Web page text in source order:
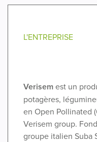
L'ENTREPRISE
Verisemest un
potagères,
en Open Pollinated
Verisem group.
groupe italien Suba